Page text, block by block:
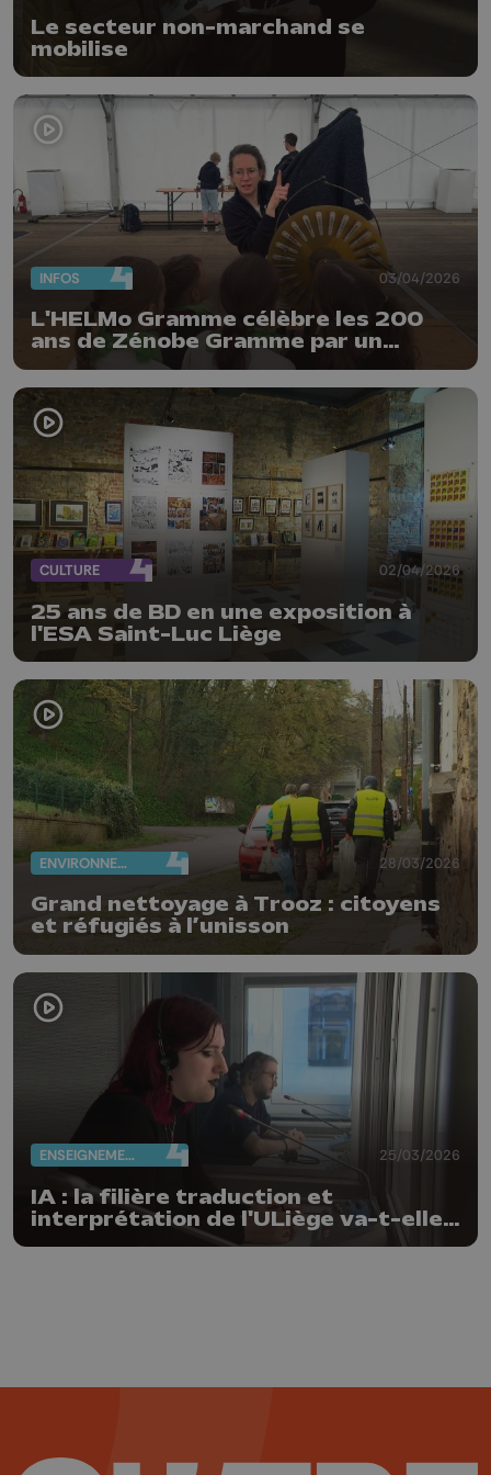
Le secteur non-marchand se
mobilise
INFOS 03/04/2026
L'HELMo Gramme célèbre les 200
ans de Zénobe Gramme par un
"Dynamo Day"
CULTURE 02/04/2026
25 ans de BD en une exposition à
l'ESA Saint-Luc Liège
ENVIRONNEMENT 28/03/2026
Grand nettoyage à Trooz : citoyens
et réfugiés à l’unisson
ENSEIGNEMENT 25/03/2026
IA : la filière traduction et
interprétation de l'ULiège va-t-elle
disparaître ?